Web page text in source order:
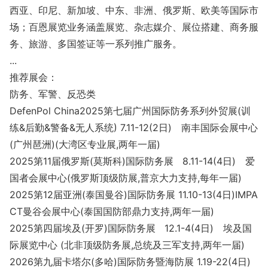
西亚、印尼、新加坡、中东、非洲、俄罗斯、欧美等国际市
场；百恩展览业务涵盖展览、杂志媒介、展位搭建、商务服
务、旅游、多国签证等一系列推广服务。
...
推荐展会：
防务、军警、反恐类
DefenPol China2025第七届广州国际防务系列外贸展(训
练&后勤&警备&无人系统) 7.11-12(2日) 南丰国际会展中心
(广州琶洲)(大湾区专业展,两年一届)
2025第11届俄罗斯(莫斯科)国际防务展 8.11-14(4日) 爱
国者会展中心(俄罗斯顶级防展,普京大力支持,每年一届)
2025第12届亚洲(泰国曼谷)国际防务展 11.10-13(4日)IMPA
CT曼谷会展中心(泰国国防部鼎力支持,两年一届)
2025第四届埃及(开罗)国际防务展 12.1-4(4日) 埃及国
际展览中心 (北非顶级防务展,总统及三军支持,两年一届)
2026第九届卡塔尔(多哈)国际防务暨海防展 1.19-22(4日)